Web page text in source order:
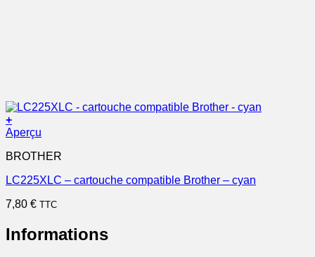
+
Aperçu
BROTHER
LC225XLC – cartouche compatible Brother – cyan
7,80 € TTC
Informations